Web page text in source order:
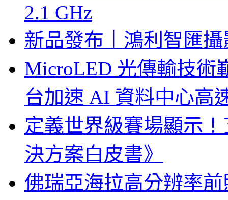
2.1 GHz
新品發布｜鴻利智匯
MicroLED 光傳輸技術
台加速 AI 資料中心高
定義世界級賽場顯示
決方案白皮書》
佛瑞亞海拉高分辨率